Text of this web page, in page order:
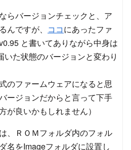
らバージョンチェックと、ア
んですが、 ココにあったファ
と書いてありながら中身は
いた状態のバージョンと変わり
のファームウェアになると思
ージョンだからと言って下手
が良いかもしれません）
、ＲＯＭフォルダ内のフォル
名をImageフォルダに設置し